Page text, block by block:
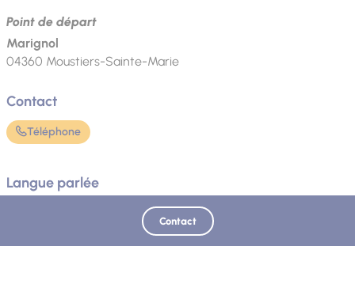
Point de départ
Marignol
04360 Moustiers-Sainte-Marie
Contact
Téléphone
Langue parlée
Contact